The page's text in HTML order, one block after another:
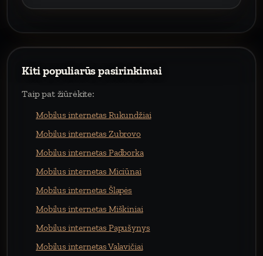
Kiti populiarūs pasirinkimai
Taip pat žiūrėkite:
Mobilus internetas Rukundžiai
Mobilus internetas Zubrovo
Mobilus internetas Padborka
Mobilus internetas Miciūnai
Mobilus internetas Šlapės
Mobilus internetas Miškiniai
Mobilus internetas Papušynys
Mobilus internetas Valavičiai